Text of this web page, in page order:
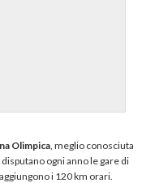
Olimpica , meglio conosciuta
ogni anno le gare di
i 120 km orari.